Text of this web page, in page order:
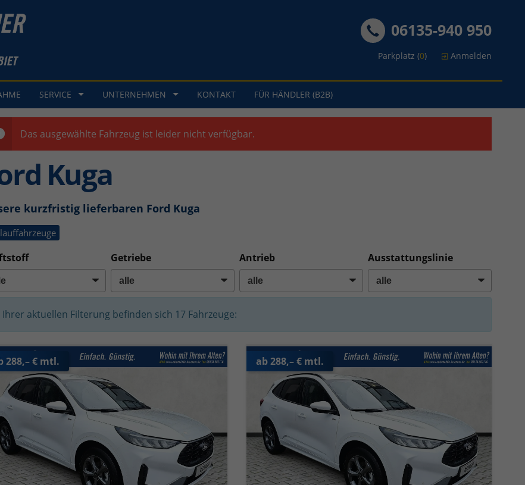
06135-940 950
Parkplatz (0) Anmelden
SERVICE UNTERNEHMEN KONTAKT FÜR HÄNDLER (B2B)
Das ausgewählte Fahrzeug ist leider nicht verfügbar.
Kuga
kurzfristig lieferbaren Ford Kuga
Getriebe Antrieb Ausstattungslinie
Ihrer aktuellen Filterung befinden sich 17 Fahrzeuge:
288,– € mtl. ab 288,– € mtl.